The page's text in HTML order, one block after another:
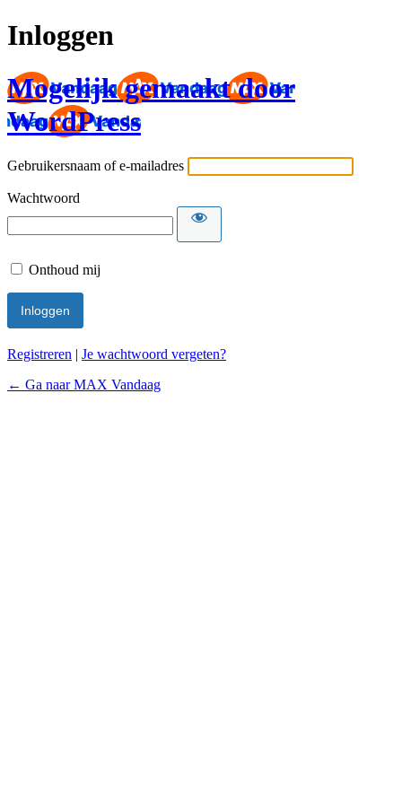
Inloggen
Mogelijk gemaakt door
WordPress
Gebruikersnaam of e-mailadres
Wachtwoord
Onthoud mij
Registreren | Je wachtwoord vergeten?
← Ga naar MAX Vandaag